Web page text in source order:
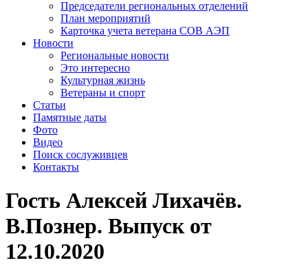
Председатели региональных отделений
План мероприятий
Карточка учета ветерана CОВ АЭП
Новости
Региональные новости
Это интересно
Культурная жизнь
Ветераны и спорт
Статьи
Памятные даты
Фото
Видео
Поиск сослуживцев
Контакты
Гость Алексей Лихачёв.
В.Познер. Выпуск от
12.10.2020